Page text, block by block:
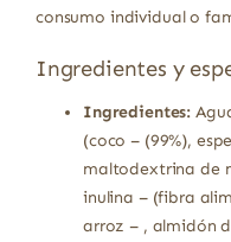
consumo individual o
Ingredientes y
Ingredientes:
(coco – (99%),
maltodextrina de
inulina – (fibra
arroz – , almidón